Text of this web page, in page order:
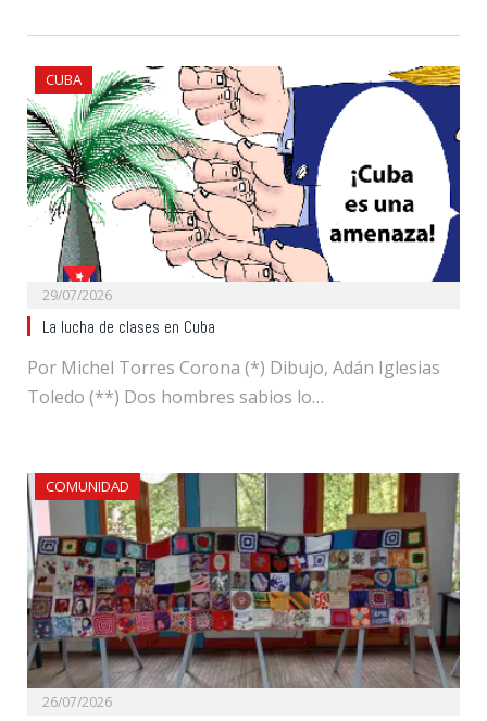
CUBA
29/07/2026
La lucha de clases en Cuba
Por Michel Torres Corona (*) Dibujo, Adán Iglesias
Toledo (**) Dos hombres sabios lo…
COMUNIDAD
26/07/2026